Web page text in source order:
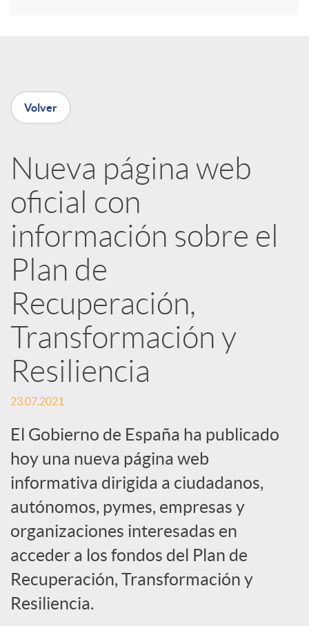
n
e
d
e
s
S
o
c
i
a
l
Volver
Nueva página web
oficial con
información sobre el
Plan de
Recuperación,
Transformación y
Resiliencia
23.07.2021
El Gobierno de España ha publicado
hoy una nueva página web
informativa dirigida a ciudadanos,
autónomos, pymes, empresas y
organizaciones interesadas en
acceder a los fondos del Plan de
Recuperación, Transformación y
Resiliencia.